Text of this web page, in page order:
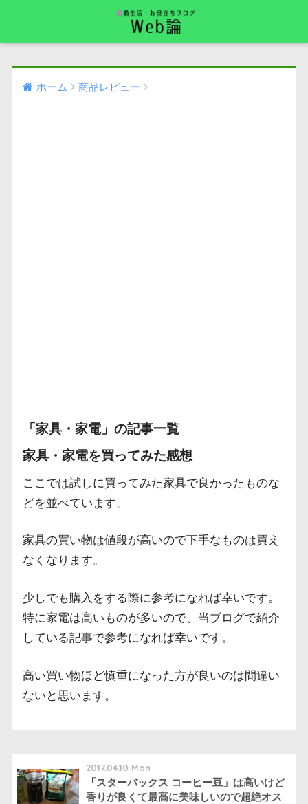
ホーム 商品レビュー
「家具・家電」の記事一覧
家具・家電を買ってみた感想
ここでは試しに買ってみた家具で良かったものな
どを並べています。
家具の買い物は値段が高いので下手なものは買え
なくなります。
少しでも購入をする際に参考になれば幸いです。
特に家電は高いものが多いので、当ブログで紹介
している記事で参考になれば幸いです。
高い買い物ほど慎重になった方が良いのは間違い
ないと思います。
2017.04.10 Mon
「スターバックス コーヒー豆」は高いけど
香りが良くて最高に美味しいので超絶オス